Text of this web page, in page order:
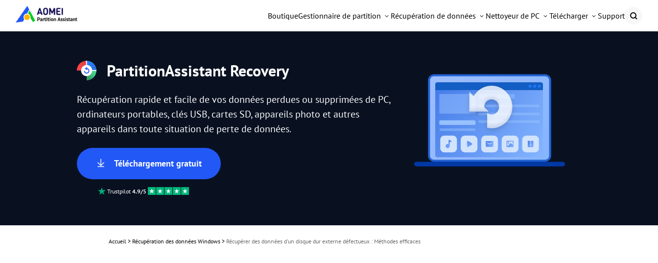
BoutiqueGestionnaire de partition Récupération de données Nettoyeur de PC Télécharger Support
PartitionAssistant Recovery
Récupération rapide et facile de vos données perdues ou supprimées de PC,
ordinateurs portables, clés USB, cartes SD, appareils photo et autres
appareils dans toute situation de perte de données.
Téléchargement gratuit
Trustpilot 4.9/5
Accueil > Récupération des données Windows > Récupérer des données d'un disque dur externe défectueux : Méthodes efficaces